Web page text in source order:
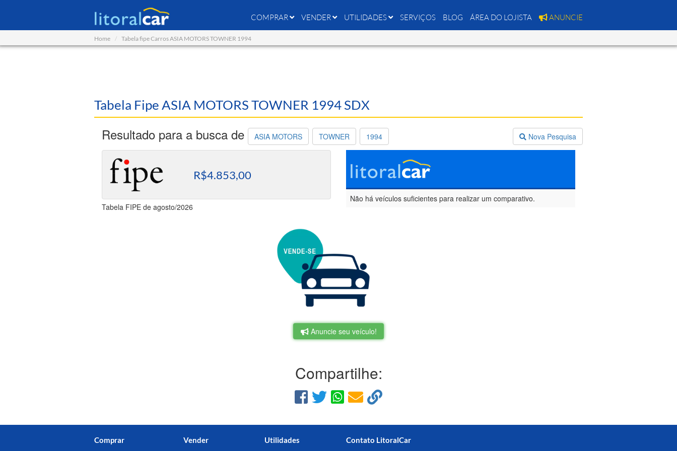
COMPRAR VENDER UTILIDADES SERVIÇOS BLOG ÁREA DO LOJISTA ANUNCIE
Home Tabela fipe Carros ASIA MOTORS TOWNER 1994
Tabela Fipe ASIA MOTORS TOWNER 1994 SDX
Resultado para a busca de ASIA MOTORS TOWNER 1994 Nova Pesquisa
R$4.853,00
Tabela FIPE de agosto/2026
Não há veículos suficientes para realizar um comparativo.
Anuncie seu veículo!
Compartilhe:
Comprar Vender Utilidades Contato LitoralCar